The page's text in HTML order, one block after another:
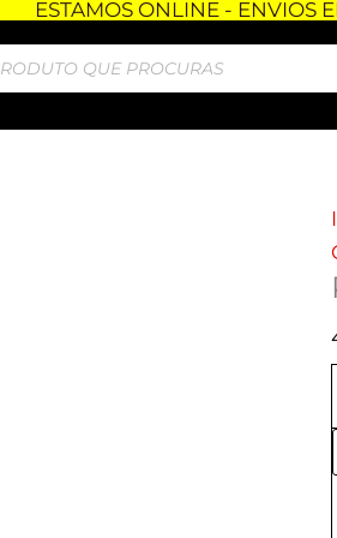
ESTAMOS ONLINE - ENVIOS